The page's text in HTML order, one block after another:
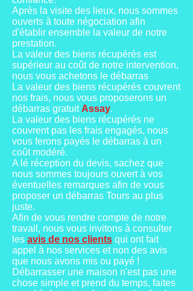
Après la visite des lieux, nous sommes
ouverts à toute négociation afin
d'établir ensemble la valeur de notre
prestation.
La valeur des biens récupérés est
supérieur au coût de notre intervention,
nous vous achetons le débarras
La valeur des biens récupérés couvrent
nos frais, nous vous proposerons un
débarras gratuit Assay.
La valeur des biens récupérés ne
couvrent pas les frais engagés, nous
vous ferons payés le débarras à un
coût modéré.
A lé réception du devis, sachez que
nous sommes toujours ouvert à vos
éventuelles remarques afin de vous
proposer un débarras Tours au plus
juste.
Afin de vous rendre compte de notre
travail, nous vous invitons à consulter
les avis de nos clients qui ont fait
appel à nos services et non des avis
que nous avons mis ou payé !
Débarrasser une maison n'est pas une
chose simple et prend du temps, faites